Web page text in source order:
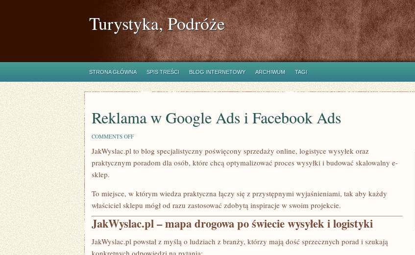
Turystyka, Podróże
STRONA GŁÓWNA SPIS TREŚCI BLOG INTERNETOWY ARCHIWUM TAGI
Reklama w Google Ads i Facebook Ads
COMMENTS OFFON
W
ADS
JakWyslac.pl to blog specjalistyczny poświęcony sprzedaży online, logistyce wysyłek oraz
praktycznym poradom dla osób, które chcą optymalizować proces wysyłki i budować skalowalny e-
sklep.
To miejsce, w którym wiedza praktyczna łączy się z przystępnymi wyjaśnieniami, tak aby każdy
właściciel sklepu mógł od razu zastosować zdobytą inspiracje w swoim projekcie.
JakWyslac.pl – mapa drogowa po świecie wysyłek i logistyki
JakWyslac.pl powstał z myślą o ludziach z branży, którzy mają dość sprzecznych porad i szukają
konkretnych odpowiedzi na pytania: